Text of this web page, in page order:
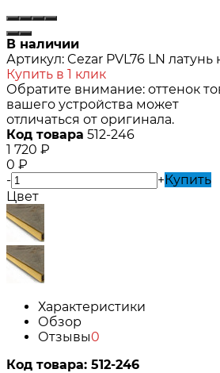
В наличии
Артикул: Cezar PVL76 LN латунь
Купить в 1 клик
Обратите внимание: оттенок
вашего устройства может
отличаться от оригинала.
Код товара 512-246
1 720 ₽
0 ₽
-
+Купить
Цвет
Характеристики
Обзор
Отзывы0
Код товара: 512-246